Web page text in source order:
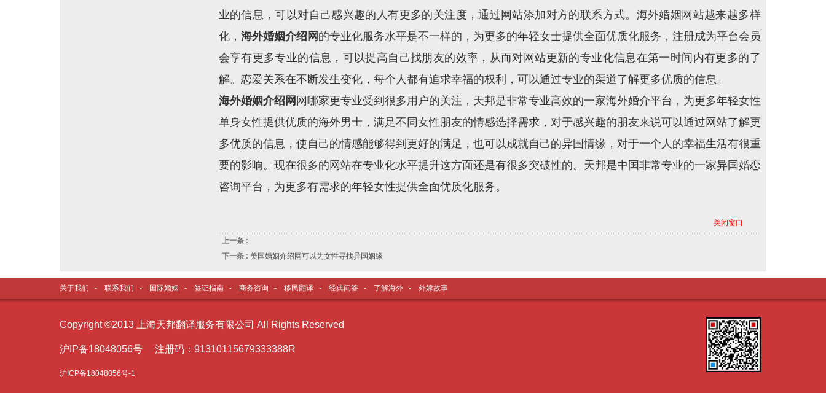
业的信息，可以对自己感兴趣的人有更多的关注度，通过网站添加对方的联系方式。海外婚姻网站越来越多样
化， 海外婚姻介绍网 的专业化服务水平是不一样的，为更多的年轻女士提供全面优质化服务，注册成为平台会员
会享有更多专业的信息，可以提高自己找朋友的效率，从而对网站更新的专业化信息在第一时间内有更多的了
解。恋爱关系在不断发生变化，每个人都有追求幸福的权利，可以通过专业的渠道了解更多优质的信息。
海外婚姻介绍网 网哪家更专业受到很多用户的关注，天邦是非常专业高效的一家海外婚介平台，为更多年轻女性
单身女性提供优质的海外男士，满足不同女性朋友的情感选择需求，对于感兴趣的朋友来说可以通过网站了解更
多优质的信息，使自己的情感能够得到更好的满足，也可以成就自己的异国情缘，对于一个人的幸福生活有很重
要的影响。现在很多的网站在专业化水平提升这方面还是有很多突破性的。天邦是中国非常专业的一家异国婚恋
咨询平台，为更多有需求的年轻女性提供全面优质化服务。
关闭窗口
上一条 :
下一条 : 美国婚姻介绍网可以为女性寻找异国姻缘
关于我们 - 联系我们 - 国际婚姻 - 签证指南 - 商务咨询 - 移民翻译 - 经典问答 - 了解海外 - 外嫁故事
Copyright ©2013 上海天邦翻译服务有限公司 All Rights Reserved
沪I P备18048056号 注册码：91310115679333388R
沪ICP备18048056号-1